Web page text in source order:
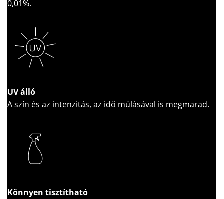
0,01%.
UV álló
A szín és az intenzitás, az idő múlásával is megmarad.
Könnyen tisztítható